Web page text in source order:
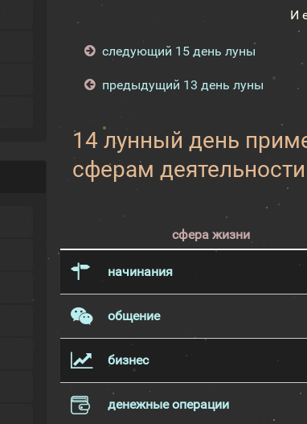
И
следующий 15 день луны
предыдущий 13 день луны
14 лунный день
сферам
сфера жизни
начинания
общение
бизнес
денежные операции